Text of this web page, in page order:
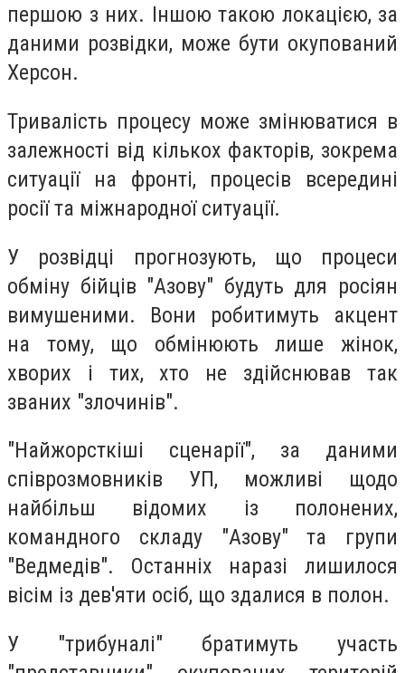
першою з них. Іншою такою локацією, за
даними розвідки, може бути окупований
Херсон.
Тривалість процесу може змінюватися в
залежності від кількох факторів, зокрема
ситуації на фронті, процесів всередині
росії та міжнародної ситуації.
У розвідці прогнозують, що процеси
обміну бійців "Азову" будуть для росіян
вимушеними. Вони робитимуть акцент
на тому, що обмінюють лише жінок,
хворих і тих, хто не здійснював так
званих "злочинів".
"Найжорсткіші сценарії", за даними
співрозмовників УП, можливі щодо
найбільш відомих із полонених,
командного складу "Азову" та групи
"Ведмедів". Останніх наразі лишилося
вісім із дев'яти осіб, що здалися в полон.
У "трибуналі" братимуть участь